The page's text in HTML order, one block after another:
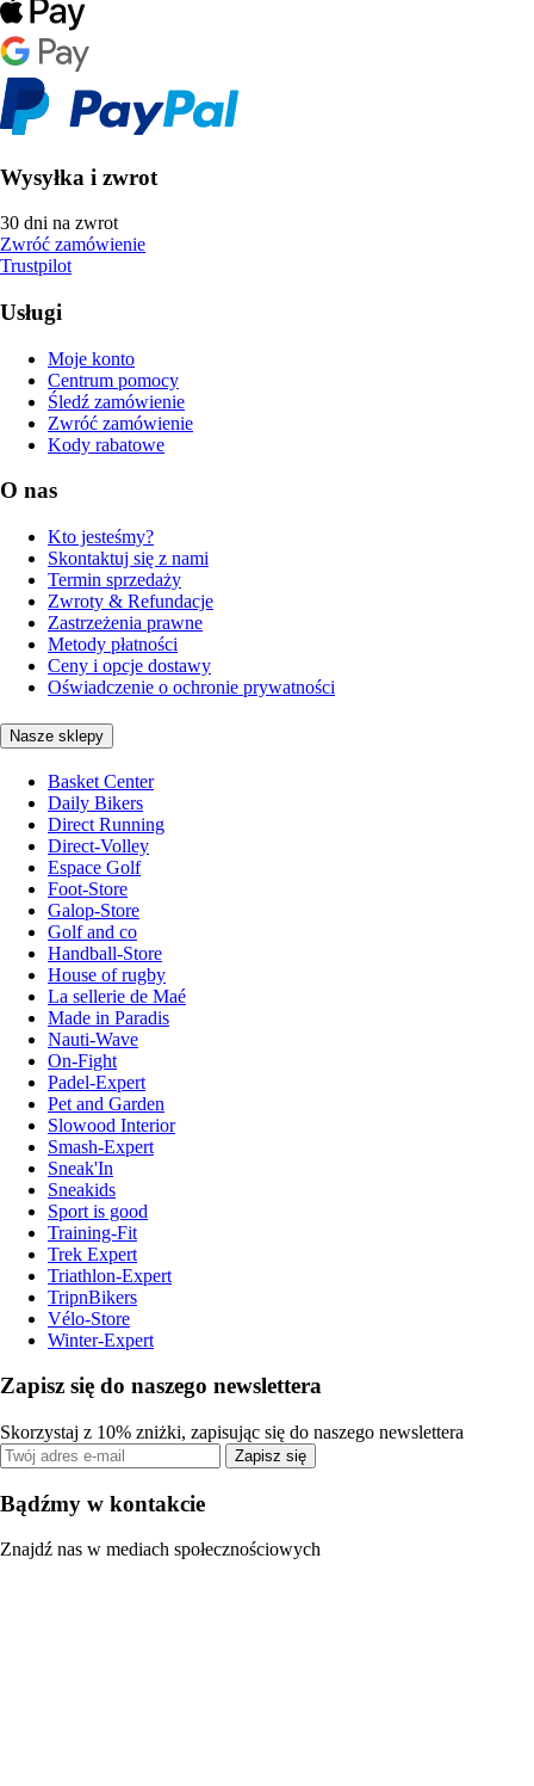
Wysyłka i zwrot
30 dni na zwrot
Zwróć zamówienie
Trustpilot
Usługi
Moje konto
Centrum pomocy
Śledź zamówienie
Zwróć zamówienie
Kody rabatowe
O nas
Kto jesteśmy?
Skontaktuj się z nami
Termin sprzedaży
Zwroty & Refundacje
Zastrzeżenia prawne
Metody płatności
Ceny i opcje dostawy
Oświadczenie o ochronie prywatności
Nasze sklepy
Basket Center
Daily Bikers
Direct Running
Direct-Volley
Espace Golf
Foot-Store
Galop-Store
Golf and co
Handball-Store
House of rugby
La sellerie de Maé
Made in Paradis
Nauti-Wave
On-Fight
Padel-Expert
Pet and Garden
Slowood Interior
Smash-Expert
Sneak'In
Sneakids
Sport is good
Training-Fit
Trek Expert
Triathlon-Expert
TripnBikers
Vélo-Store
Winter-Expert
Zapisz się do naszego newslettera
Skorzystaj z 10% zniżki, zapisując się do naszego newslettera
Zapisz się
Bądźmy w kontakcie
Znajdź nas w mediach społecznościowych